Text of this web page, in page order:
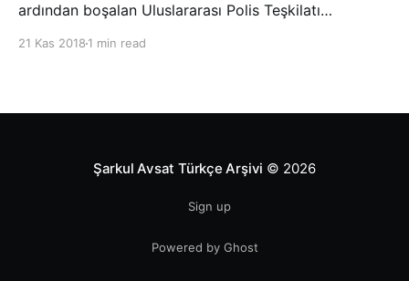
ardından boşalan Uluslararası Polis Teşkilatı
21 Kas 2018 1 min read
Şarkul Avsat Türkçe Arşivi © 2026
Sign up
Powered by Ghost